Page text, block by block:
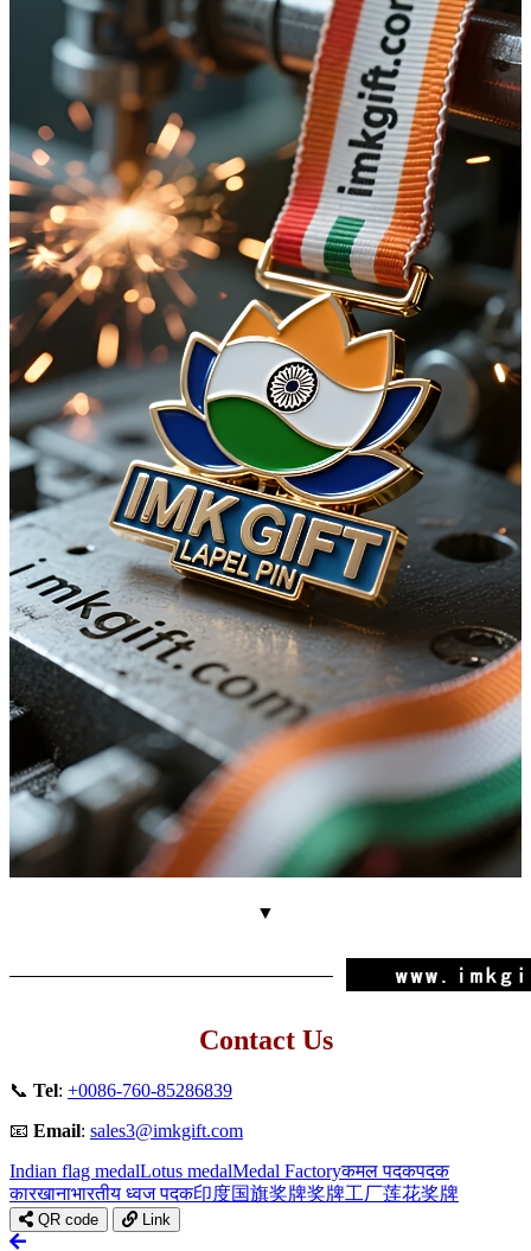
▼
Contact Us
📞 Tel: +0086-760-85286839
📧 Email: sales3@imkgift.com
Indian flag medalLotus medalMedal Factoryकमल पदकपदक
कारखानाभारतीय ध्वज पदक印度国旗奖牌奖牌工厂莲花奖牌
QR code Link